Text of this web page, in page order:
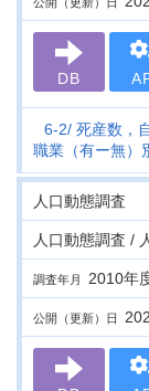
DB
6-2 死産数，
職業（有ー無）
人口動態調査
人口動態調査 /
調査年月 2010年
公開（更新）日